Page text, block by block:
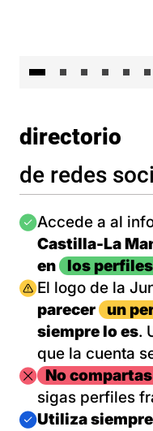
directorio
de redes
Imagen
Accede a al
Castilla-La
en
los
Imagen
El logo de la
parecer
un
siempre lo es.
que la cuenta
Imagen
No
sigas perfiles
Imagen
Utiliza